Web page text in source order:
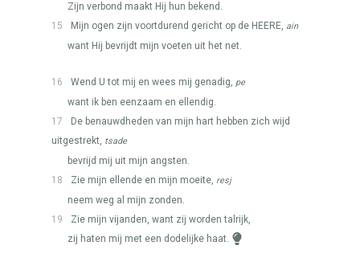
Zijn verbond maakt Hij hun bekend.
15
Mijn ogen zijn voortdurend gericht op de HEERE, ain
want Hij bevrijdt mijn voeten uit het net.
16 Wend U tot mij en wees mij genadig, pe
want ik ben eenzaam en ellendig.
17
De benauwdheden van mijn hart hebben zich wijd
uitgestrekt, tsade
bevrijd mij uit mijn angsten.
18
Zie mijn ellende en mijn moeite, resj
neem weg al mijn zonden.
19
Zie mijn vijanden, want zij worden talrijk,
zij haten mij met een dodelijke haat.